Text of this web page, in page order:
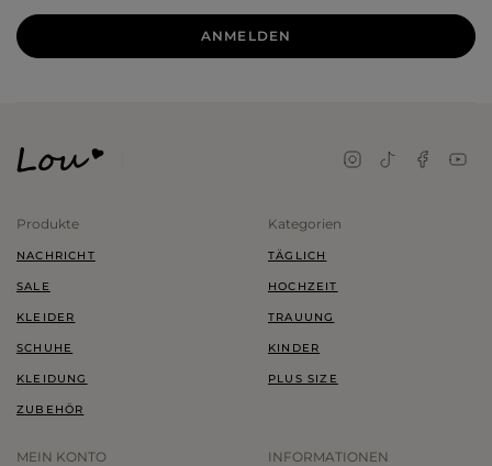
ANMELDEN
Produkte
NACHRICHT
SALE
KLEIDER
SCHUHE
KLEIDUNG
ZUBEHÖR
Kategorien
TÄGLICH
HOCHZEIT
TRAUUNG
KINDER
PLUS SIZE
MEIN KONTO INFORMATIONEN